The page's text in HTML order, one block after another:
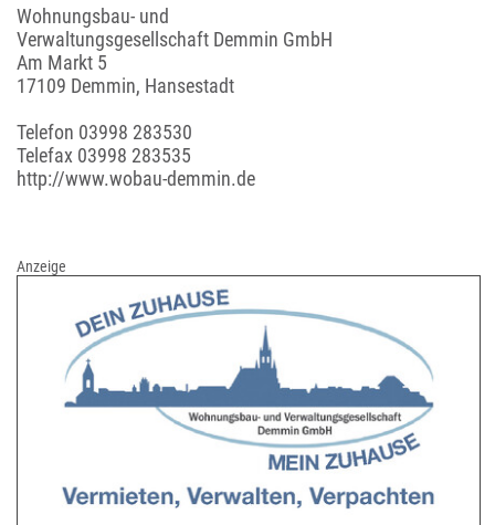
Wohnungsbau- und
Verwaltungsgesellschaft Demmin GmbH
Am Markt 5
17109 Demmin, Hansestadt
Telefon 03998 283530
Telefax 03998 283535
http://www.wobau-demmin.de
Anzeige